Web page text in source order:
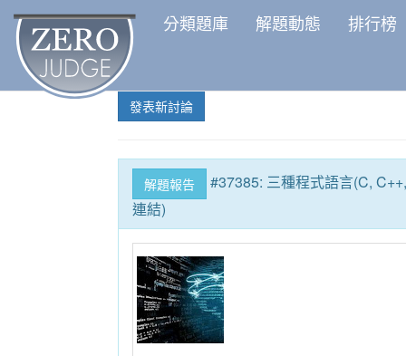
分類題庫 解題動態 排行榜
發表新討論
解題報告
#37385: 三種程式語言(C,
連結)